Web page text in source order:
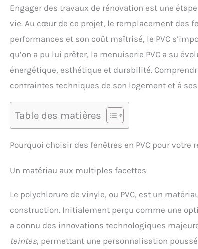
Engager des travaux de rénovation est une
vie. Au cœur de ce projet, le remplacement des
performances et son coût maîtrisé, le PVC
qu’on a pu lui prêter, la menuiserie PVC a su
énergétique, esthétique et durabilité.
contraintes techniques de son logement et à
Table des matières
Pourquoi choisir des fenêtres en PVC pour votre
Un matériau aux multiples facettes
Le polychlorure de vinyle, ou PVC, est un
construction. Initialement perçu comme une
a connu des innovations technologiques
teintes, permettant une personnalisation